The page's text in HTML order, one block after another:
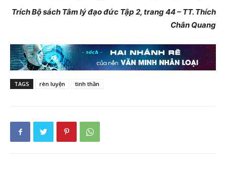
Trích Bộ sách Tâm lý đạo đức Tập 2, trang 44 – TT. Thích
Chân Quang
TAGS rèn luyện tinh thần